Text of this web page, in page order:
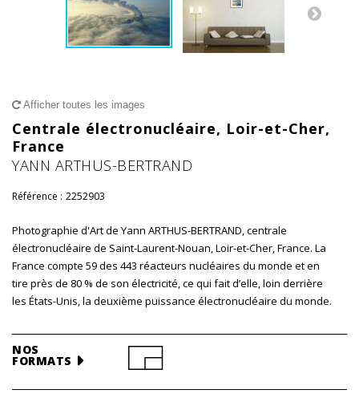
Afficher toutes les images
Centrale électronucléaire, Loir-et-Cher,
France
YANN ARTHUS-BERTRAND
Référence : 2252903
Photographie d'Art de Yann ARTHUS-BERTRAND, centrale
électronucléaire de Saint-Laurent-Nouan, Loir-et-Cher, France. La
France compte 59 des 443 réacteurs nucléaires du monde et en
tire près de 80 % de son électricité, ce qui fait d’elle, loin derrière
les États-Unis, la deuxième puissance électronucléaire du monde.
NOS
FORMATS